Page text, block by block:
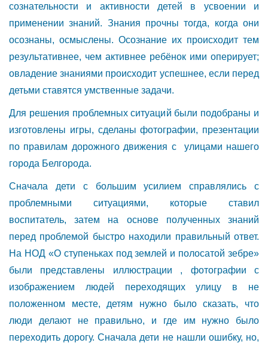
сознательности и активности детей в усвоении и
применении знаний. Знания прочны тогда, когда они
осознаны, осмыслены. Осознание их происходит тем
результативнее, чем активнее ребёнок ими оперирует;
овладение знаниями происходит успешнее, если перед
детьми ставятся умственные задачи.
Для решения проблемных ситуаций были подобраны и
изготовлены игры, сделаны фотографии, презентации
по правилам дорожного движения с улицами нашего
города Белгорода.
Сначала дети с большим усилием справлялись с
проблемными ситуациями, которые ставил
воспитатель, затем на основе полученных знаний
перед проблемой быстро находили правильный ответ.
На НОД «О ступеньках под землей и полосатой зебре»
были представлены иллюстрации , фотографии с
изображением людей переходящих улицу в не
положенном месте, детям нужно было сказать, что
люди делают не правильно, и где им нужно было
переходить дорогу. Сначала дети не нашли ошибку, но,